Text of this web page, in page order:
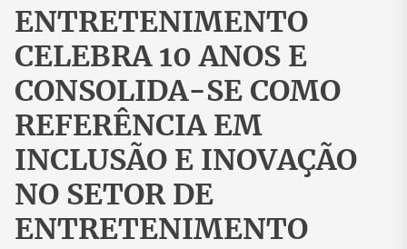
ENTRETENIMENTO
CELEBRA 10 ANOS E
CONSOLIDA-SE COMO
REFERÊNCIA EM
INCLUSÃO E INOVAÇÃO
NO SETOR DE
ENTRETENIMENTO